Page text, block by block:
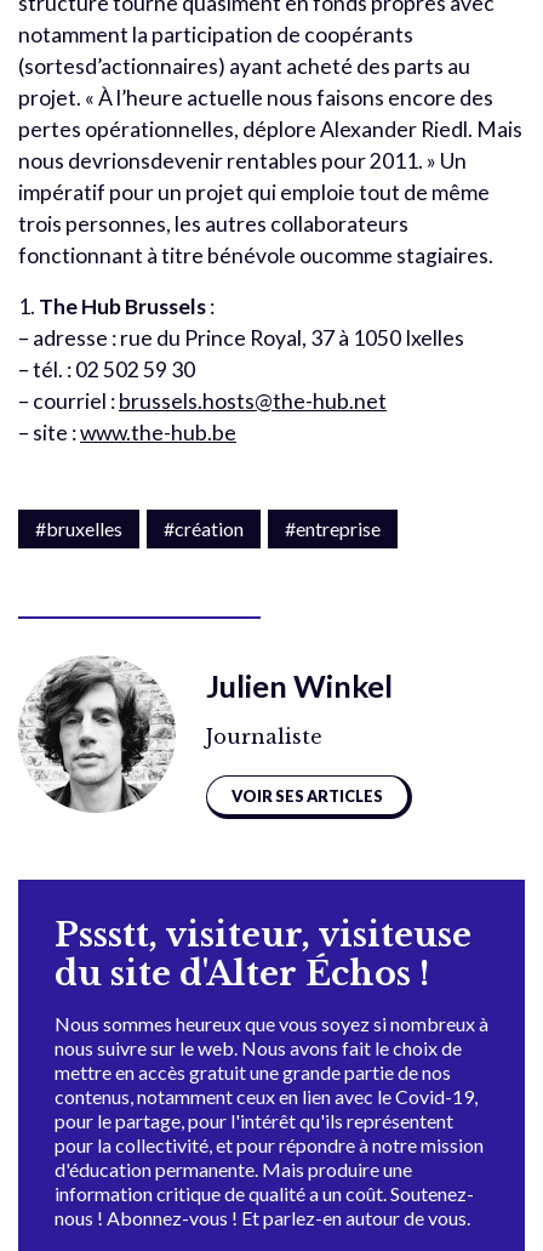
notamment la participation de coopérants
(sortesd’actionnaires) ayant acheté des parts au
projet. « À l’heure actuelle nous faisons encore des
pertes opérationnelles, déplore Alexander Riedl. Mais
nous devrionsdevenir rentables pour 2011. » Un
impératif pour un projet qui emploie tout de même
trois personnes, les autres collaborateurs
fonctionnant à titre bénévole oucomme stagiaires.
1. The Hub Brussels:
– adresse : rue du Prince Royal, 37 à 1050 Ixelles
– tél. : 02 502 59 30
– courriel :brussels.hosts@the-hub.net
– site :www.the-hub.be
#bruxelles #création #entreprise
Julien Winkel
Journaliste
VOIR SES ARTICLES
Pssstt, visiteur, visiteuse
du site d'Alter Échos !
Nous sommes heureux que vous soyez si nombreux à
nous suivre sur le web. Nous avons fait le choix de
mettre en accès gratuit une grande partie de nos
contenus, notamment ceux en lien avec le Covid-19,
pour le partage, pour l'intérêt qu'ils représentent
pour la collectivité, et pour répondre à notre mission
d'éducation permanente. Mais produire une
information critique de qualité a un coût. Soutenez-
nous ! Abonnez-vous ! Et parlez-en autour de vous.